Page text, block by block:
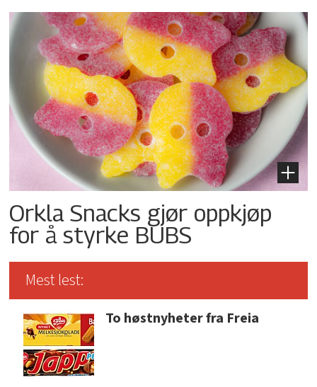
Orkla Snacks gjør oppkjøp
for å styrke BUBS
Mest lest:
To høstnyheter fra Freia